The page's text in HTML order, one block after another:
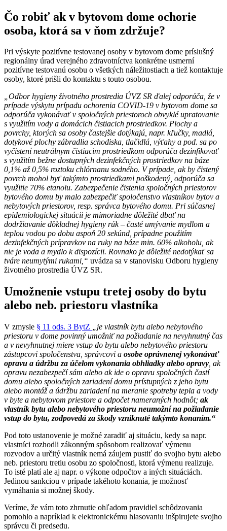
Čo robiť ak v bytovom dome ochorie
osoba, ktorá sa v ňom zdržuje?
Pri výskyte pozitívne testovanej osoby v bytovom dome príslušný
regionálny úrad verejného zdravotníctva konkrétne usmerní
pozitívne testovanú osobu o všetkých náležitostiach a tiež kontaktuje
osoby, ktoré prišli do kontaktu s touto osobou.
„Odbor hygieny životného prostredia ÚVZ SR ďalej odporúča, že v
prípade výskytu prípadu ochorenia COVID-19 v bytovom dome sa
odporúča vykonávať v spoločných priestoroch obvyklé upratovanie
s využitím vody a domácich čistiacich prostriedkov. Plochy a
povrchy, ktorých sa osoby častejšie dotýkajú, napr. kľučky, madlá,
dotykové plochy zábradlia schodiska, tlačidlá, výťahy a pod. sa po
vyčistení neutrálnym čistiacim prostriedkom odporúča dezinfikovať
s využitím bežne dostupných dezinfekčných prostriedkov na báze
0,1% až 0,5% roztoku chlórnanu sodného. V prípade, ak by čistený
povrch mohol byť takýmto prostriedkami poškodený, odporúča sa
využitie 70% etanolu. Zabezpečenie čistenia spoločných priestorov
bytového domu by malo zabezpečiť spoločenstvo vlastníkov bytov a
nebytových priestorov, resp. správca bytového domu. Pri súčasnej
epidemiologickej situácii je mimoriadne dôležité dbať na
dodržiavanie dôkladnej hygieny rúk – časté umývanie mydlom a
teplou vodou po dobu aspoň 20 sekúnd, prípadne použitím
dezinfekčných prípravkov na ruky na báze min. 60% alkoholu, ak
nie je voda a mydlo k dispozícii. Rovnako je dôležité nedotýkať sa
tváre neumytými rukami,“ uvádza sa v stanovisku Odboru hygieny
životného prostredia ÚVZ SR.
Umožnenie vstupu tretej osoby do bytu
alebo neb. priestoru vlastníka
V zmysle § 11 ods. 3 BytZ
„je vlastník bytu alebo nebytového
priestoru v dome povinný umožniť na požiadanie na nevyhnutný čas
a v nevyhnutnej miere vstup do bytu alebo nebytového priestoru
zástupcovi spoločenstva, správcovi a osobe oprávnenej vykonávať
opravu a údržbu za účelom vykonania obhliadky alebo opravy , ak
opravu nezabezpečí sám alebo ak ide o opravu spoločných častí
domu alebo spoločných zariadení domu prístupných z jeho bytu
alebo montáž a údržbu zariadení na meranie spotreby tepla a vody
v byte a nebytovom priestore a odpočet nameraných hodnôt; ak
vlastník bytu alebo nebytového priestoru neumožní na požiadanie
vstup do bytu, zodpovedá za škody vzniknuté takýmto konaním.“
Pod toto ustanovenie je možné zaradiť aj situáciu, kedy sa napr.
vlastníci rozhodli zákonným spôsobom realizovať výmenu
rozvodov a určitý vlastník nemá záujem pustiť do svojho bytu alebo
neb. priestoru tretiu osobu zo spoločnosti, ktorá výmenu realizuje.
To isté platí ale aj napr. o výkone odpočtov a iných situáciách.
Jedinou sankciou v prípade takéhoto konania, je možnosť
vymáhania si možnej škody.
Veríme, že vám toto zhrnutie ohľadom pravidiel schôdzovania
pomohlo a napríklad k elektronickému hlasovaniu inšpirujete svojho
správcu či predsedu.